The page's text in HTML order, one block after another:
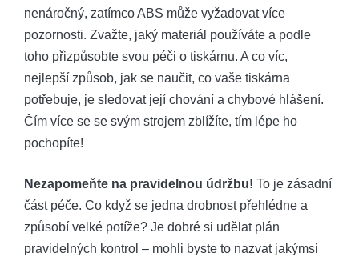
nenáročný, zatímco ABS může vyžadovat více
pozornosti. Zvažte, jaký materiál používáte a podle
toho přizpůsobte svou péči o tiskárnu. A co víc,
nejlepší způsob, jak se naučit, co vaše tiskárna
potřebuje, je sledovat její chování a chybové hlášení.
Čím více se se svým strojem zblížíte, tím lépe ho
pochopíte!
Nezapomeňte na pravidelnou údržbu! To je zásadní
část péče. Co když se jedna drobnost přehlédne a
způsobí velké potíže? Je dobré si udělat plán
pravidelných kontrol – mohli byste to nazvat jakýmsi